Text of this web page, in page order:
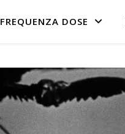
FREQUENZA DOSE